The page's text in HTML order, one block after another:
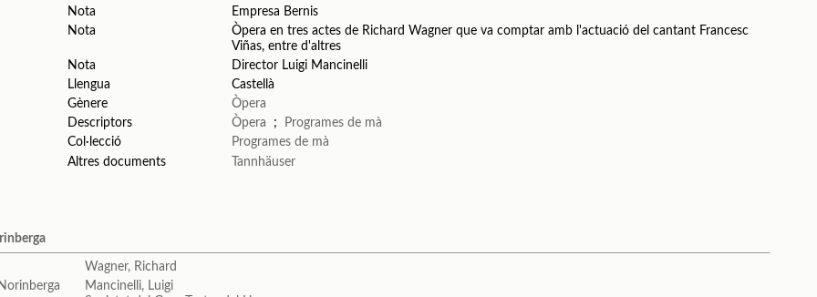
Nota
Empresa Bernis
Nota
Òpera en tres actes de Richard Wagner que va comptar amb l'actuació del cantant Francesc
Viñas, entre d'altres
Nota
Director Luigi Mancinelli
Llengua
Castellà
Gènere
Òpera
Descriptors
Òpera ;
Programes de mà
Col·lecció
Programes de mà
Altres documents
Tannhäuser
Wagner, Richard
Mancinelli, Luigi